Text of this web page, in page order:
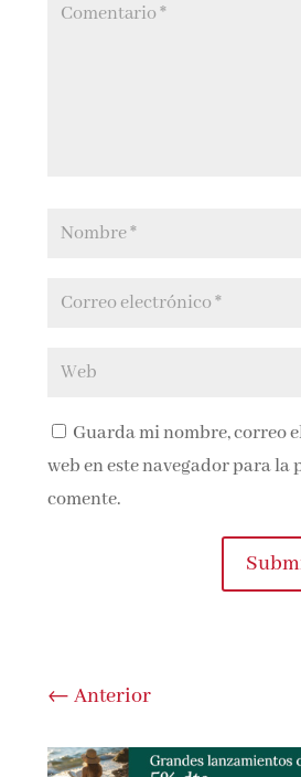
Guarda mi nombre, correo
web en este navegador para la
comente.
←Anterior